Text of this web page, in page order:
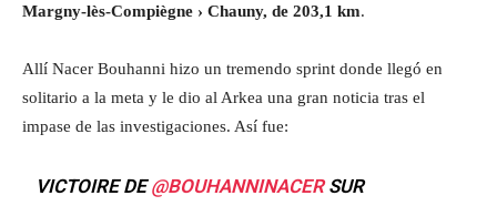
Margny-lès-Compiègne › Chauny, de 203,1 km.
Allí Nacer Bouhanni hizo un tremendo sprint donde llegó en
solitario a la meta y le dio al Arkea una gran noticia tras el
impase de las investigaciones. Así fue:
VICTOIRE DE@BOUHANNINACERSUR